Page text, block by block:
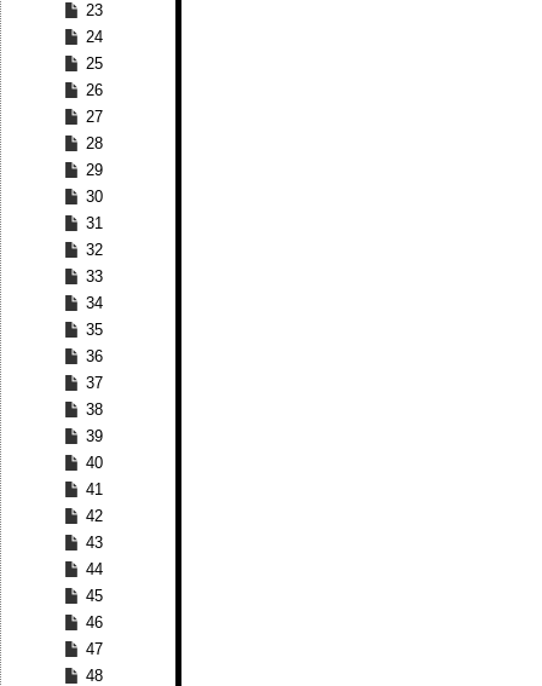
23
24
25
26
27
28
29
30
31
32
33
34
35
36
37
38
39
40
41
42
43
44
45
46
47
48